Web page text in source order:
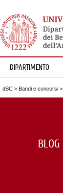
DIPARTIMENTO
dBC > Bandi e concorsi >
BLOG